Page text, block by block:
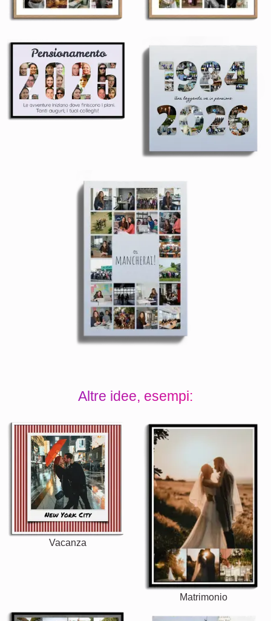
Altre idee, esempi:
Vacanza
Matrimonio